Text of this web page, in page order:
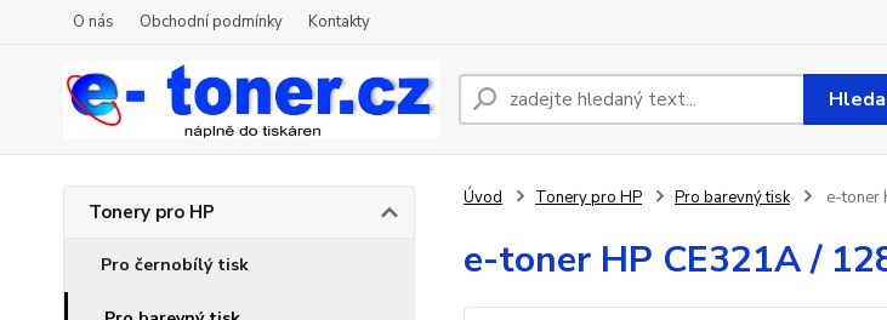
O nás Obchodní podmínky Kontakty
Tonery pro HP
Pro černobílý tisk
Úvod Tonery pro HP Pro barevný tisk e-toner
e-toner HP CE321A /